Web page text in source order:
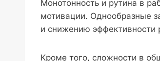
Монотонность и рутина в
мотивации. Однообразные
и снижению эффективности
Кроме того, сложности в